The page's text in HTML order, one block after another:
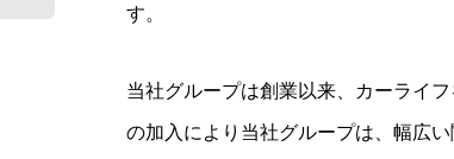
す。
当社グループは創業以来、カーライ
の加入により当社グループは、幅広